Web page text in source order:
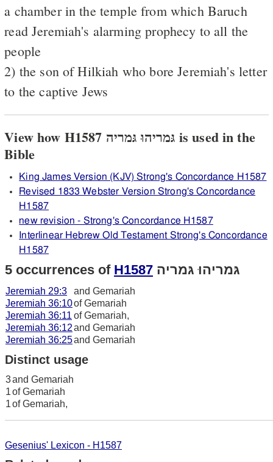
a chamber in the temple from which Baruch
read Jeremiah's alarming prophecy to all the
people
2) the son of Hilkiah who bore Jeremiah's letter
to the captive Jews
View how H1587 גּמריהוּ גּמריה is used in the
Bible
King James Version (KJV) Strong's Concordance H1587
Revised 1833 Webster Version Strong's Concordance
H1587
new revision - Strong's Concordance H1587
Interlinear Hebrew Old Testament Strong's Concordance
H1587
5 occurrences of H1587 גּמריהוּ גּמריה
Jeremiah 29:3
and Gemariah
Jeremiah 36:10of Gemariah
Jeremiah 36:11 of Gemariah,
Jeremiah 36:12and Gemariah
Jeremiah 36:25and Gemariah
Distinct usage
3and Gemariah
1of Gemariah
1of Gemariah,
Gesenius' Lexicon - H1587